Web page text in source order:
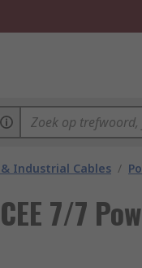
Industrial Cables /
7/7